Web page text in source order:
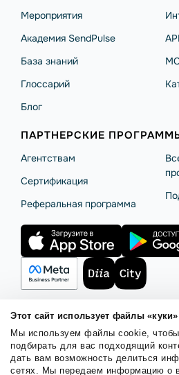
Этот сайт использует файлы «куки»
Мы используем файлы cookie, чтобы
подбирать для вас подходящий
дать вам возможность делиться
сетях. Мы передаем информацию о
Мероприятия
Академия SendPulse
База знаний
Глоссарий
Блог
API
ПАРТНЕРСКИЕ
Агентствам
Сертификация
Реферальная программа
Правила использования
Политика конфиденциальности
© 2015 - 2026. ООО «СендПульс».